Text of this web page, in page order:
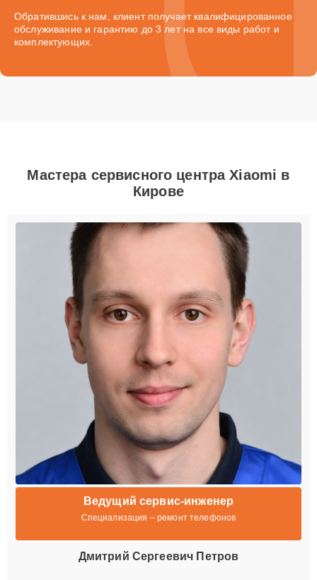
Обратившись к нам, клиент получает квалифицированное
обслуживание и гарантию до 3 лет на все виды работ и
комплектующих.
Мастера сервисного центра Xiaomi в
Кирове
Ведущий сервис-инженер
Специализация – ремонт телефонов
Дмитрий Сергеевич Петров